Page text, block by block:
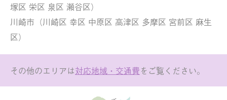
塚区 栄区 泉区 瀬谷区）
川崎市（川崎区 幸区 中原区 高津区 多摩区 宮前区 麻生
区）
その他のエリアは対応地域・交通費をご覧ください。